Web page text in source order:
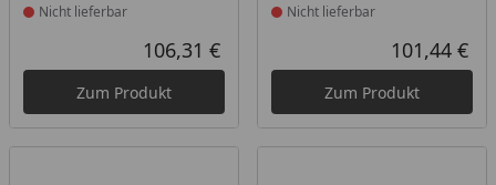
Nicht lieferbar
Aktueller Preis
106,31 €
Zum Produkt
Nicht lieferbar
101,44 €
Zum Produkt